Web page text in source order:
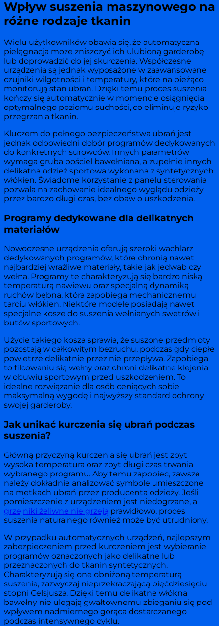
Wpływ suszenia maszynowego na
różne rodzaje tkanin
Wielu użytkowników obawia się, że automatyczna
pielęgnacja może zniszczyć ich ulubioną garderobę
lub doprowadzić do jej skurczenia. Współczesne
urządzenia są jednak wyposażone w zaawansowane
czujniki wilgotności i temperatury, które na bieżąco
monitorują stan ubrań. Dzięki temu proces suszenia
kończy się automatycznie w momencie osiągnięcia
optymalnego poziomu suchości, co eliminuje ryzyko
przegrzania tkanin.
Kluczem do pełnego bezpieczeństwa ubrań jest
jednak odpowiedni dobór programów dedykowanych
do konkretnych surowców. Innych parametrów
wymaga gruba pościel bawełniana, a zupełnie innych
delikatna odzież sportowa wykonana z syntetycznych
włókien. Świadome korzystanie z panelu sterowania
pozwala na zachowanie idealnego wyglądu odzieży
przez bardzo długi czas, bez obaw o uszkodzenia.
Programy dedykowane dla delikatnych
materiałów
Nowoczesne urządzenia oferują szeroki wachlarz
dedykowanych programów, które chronią nawet
najbardziej wrażliwe materiały, takie jak jedwab czy
wełna. Programy te charakteryzują się bardzo niską
temperaturą nawiewu oraz specjalną dynamiką
ruchów bębna, która zapobiega mechanicznemu
tarciu włókien. Niektóre modele posiadają nawet
specjalne kosze do suszenia wełnianych swetrów i
butów sportowych.
Użycie takiego kosza sprawia, że suszone przedmioty
pozostają w całkowitym bezruchu, podczas gdy ciepłe
powietrze delikatnie przez nie przepływa. Zapobiega
to filcowaniu się wełny oraz chroni delikatne klejenia
w obuwiu sportowym przed uszkodzeniem. To
idealne rozwiązanie dla osób ceniących sobie
maksymalną wygodę i najwyższy standard ochrony
swojej garderoby.
Jak unikać kurczenia się ubrań podczas
suszenia?
Główną przyczyną kurczenia się ubrań jest zbyt
wysoka temperatura oraz zbyt długi czas trwania
wybranego programu. Aby temu zapobiec, zawsze
należy dokładnie analizować symbole umieszczone
na metkach ubrań przez producenta odzieży. Jeśli
pomieszczenie z urządzeniem jest niedogrzane, a
grzejniki żeliwne nie grzeją prawidłowo, proces
suszenia naturalnego również może być utrudniony.
W przypadku automatycznych urządzeń, najlepszym
zabezpieczeniem przed kurczeniem jest wybieranie
programów oznaczonych jako delikatne lub
przeznaczonych do tkanin syntetycznych.
Charakteryzują się one obniżoną temperaturą
suszenia, zazwyczaj nieprzekraczającą pięćdziesięciu
stopni Celsjusza. Dzięki temu delikatne włókna
bawełny nie ulegają gwałtownemu zbieganiu się pod
wpływem nadmiernego gorąca dostarczanego
podczas intensywnego cyklu.